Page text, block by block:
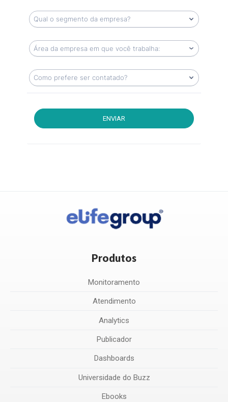
ENVIAR
Produtos
Monitoramento
Atendimento
Analytics
Publicador
Dashboards
Universidade do Buzz
Ebooks